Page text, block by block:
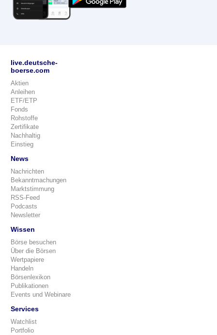
live.deutsche-
boerse.com
Aktien
Anleihen
ETF/ETP
Fonds
Rohstoffe
Zertifikate
Nachhaltig
Einstieg
News
Nachrichten
Bekanntmachungen
Marktstimmung
RSS-Feed
Podcasts
Newsletter
Wissen
Börse besuchen
Über die Börsen
Wertpapiere
Handeln
Börsenlexikon
Publikationen
Events und Webinare
Services
Watchlist
Portfolio